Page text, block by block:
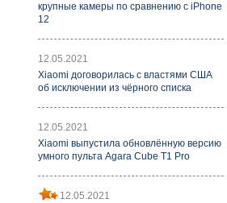
крупные камеры по сравнению с iPhone
12
12.05.2021
Xiaomi договорилась с властями США
об исключении из чёрного списка
12.05.2021
Xiaomi выпустила обновлённую версию
умного пульта Agara Cube T1 Pro
12.05.2021